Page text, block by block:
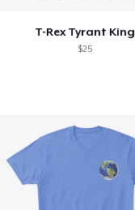
T-Rex Tyrant King
$25